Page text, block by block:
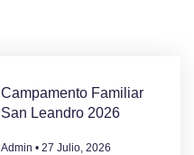
Campamento Familiar
San Leandro 2026
Admin 27 Julio, 2026